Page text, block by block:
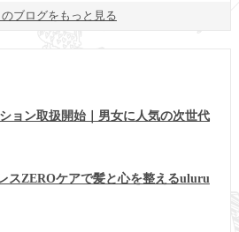
ブログをもっと見る
ョン取扱開始｜男女に人気の次世代
スZEROケアで髪と心を整えるuluru